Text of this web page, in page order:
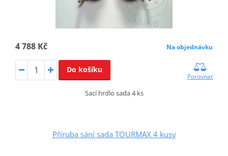
4 788 Kč Na objednávku
Do košíku
Porovnat
Sací hrdlo sada 4 ks
Příruba sání sada TOURMAX 4 kusy